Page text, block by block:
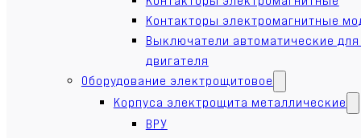
Контакторы электромагнитные
Выключатели автоматические
двигателя
Оборудование электрощитовое
Корпуса электрощита металлические
ВРУ